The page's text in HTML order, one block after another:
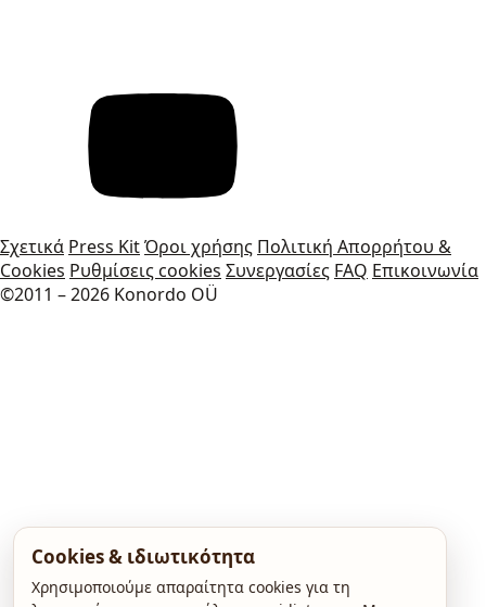
Σχετικά Press KitΌροι χρήσης Πολιτική Απορρήτου &
Cookies Ρυθμίσεις cookies Συνεργασίες FAQ Επικοινωνία
©2011 – 2026 Konordo OÜ
Cookies & ιδιωτικότητα
Χρησιμοποιούμε απαραίτητα cookies για τη